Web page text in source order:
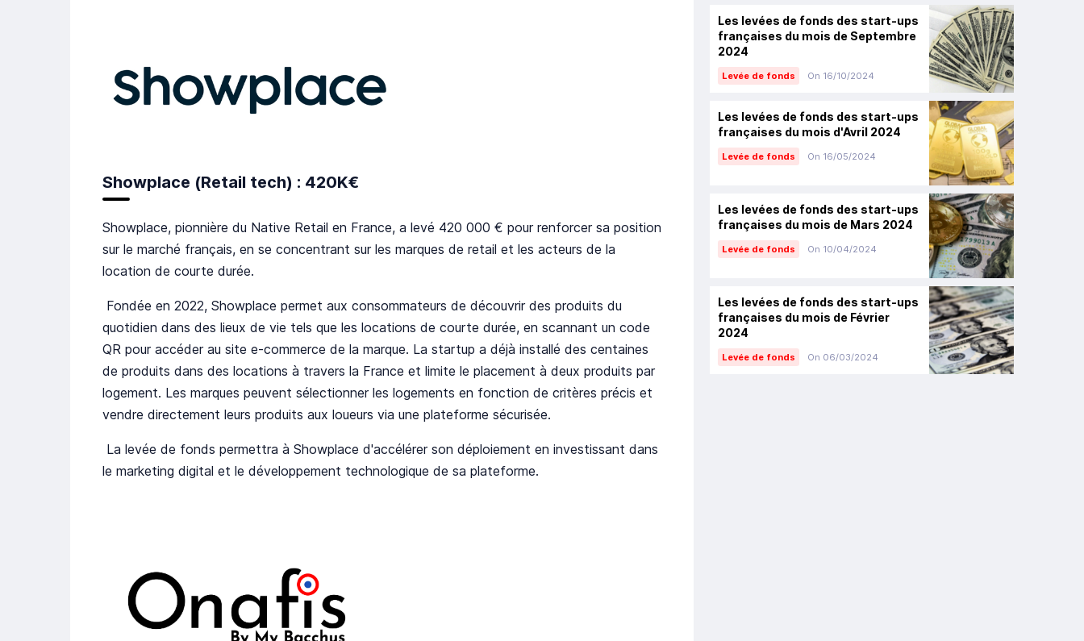
Showplace (Retail tech) : 420K€
Showplace, pionnière du Native Retail en France, a levé 420 000 € pour renforcer sa position
sur le marché français, en se concentrant sur les marques de retail et les acteurs de la
location de courte durée.
Fondée en 2022, Showplace permet aux consommateurs de découvrir des produits du
quotidien dans des lieux de vie tels que les locations de courte durée, en scannant un code
QR pour accéder au site e-commerce de la marque. La startup a déjà installé des centaines
de produits dans des locations à travers la France et limite le placement à deux produits par
logement. Les marques peuvent sélectionner les logements en fonction de critères précis et
vendre directement leurs produits aux loueurs via une plateforme sécurisée.
La levée de fonds permettra à Showplace d'accélérer son déploiement en investissant dans
le marketing digital et le développement technologique de sa plateforme.
Les levées de fonds des start-ups
françaises du mois de Septembre
2024
Levée de fonds On 16/10/2024
Les levées de fonds des start-ups
françaises du mois d'Avril 2024
Levée de fonds On 16/05/2024
Les levées de fonds des start-ups
françaises du mois de Mars 2024
Levée de fonds On 10/04/2024
Les levées de fonds des start-ups
françaises du mois de Février
2024
Levée de fonds On 06/03/2024